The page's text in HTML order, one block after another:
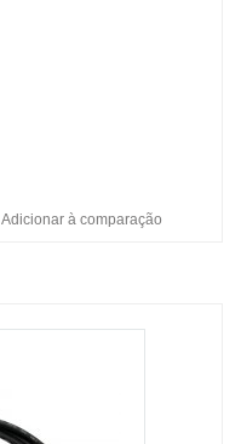
Adicionar à comparação